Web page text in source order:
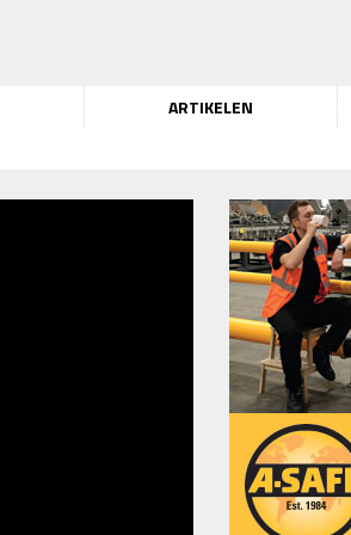
ARTIKELEN